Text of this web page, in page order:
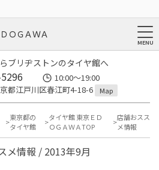
ＯＧＡＷＡ
ブリヂストンのタイヤ館へ
10:00～19:00
都江戸川区春江町4-18-6
Map
東京都の
タイヤ館
タイヤ館 東京ＥＤ
ＯＧＡＷＡTOP
店舗おスス
メ情報
メ情報 / 2013年9月